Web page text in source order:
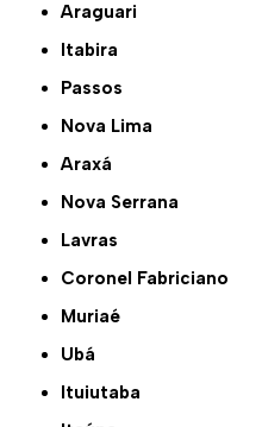
Araguari
Itabira
Passos
Nova Lima
Araxá
Nova Serrana
Lavras
Coronel Fabriciano
Muriaé
Ubá
Ituiutaba